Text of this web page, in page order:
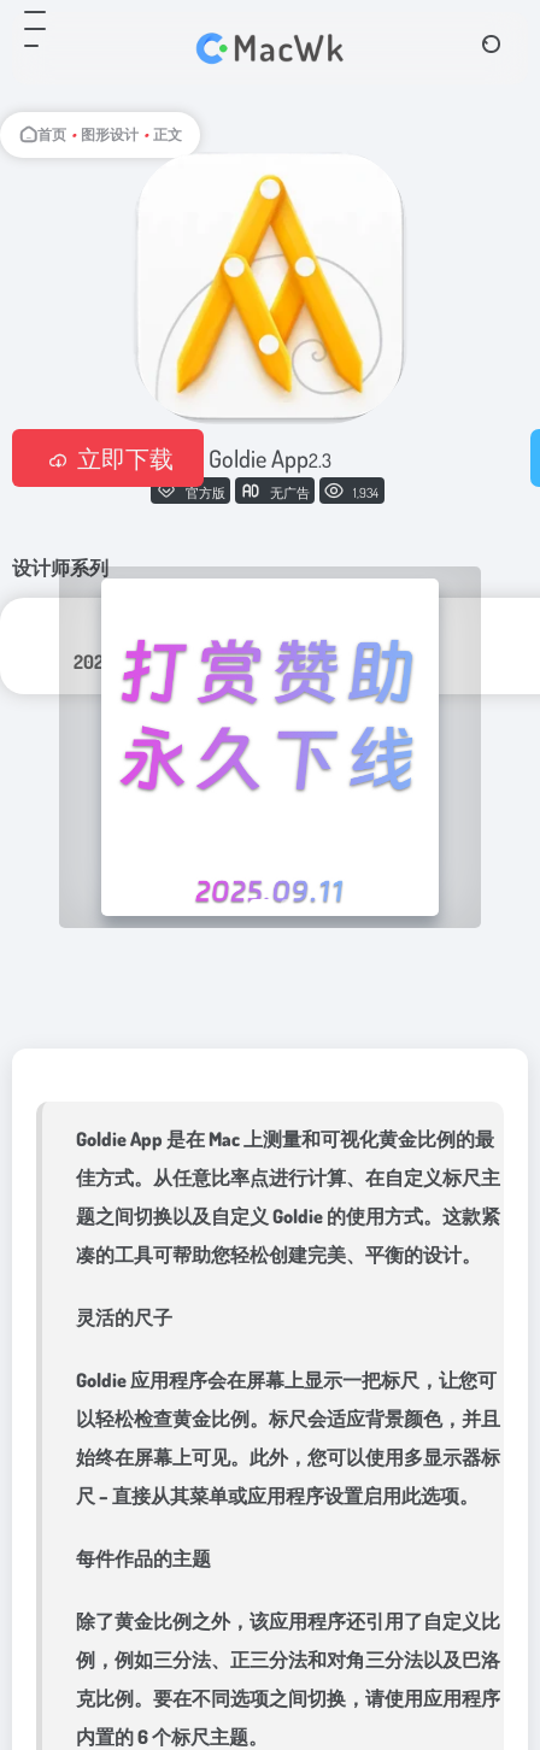
首页 • 图形设计 • 正文
Goldie App2.3
官方版 无广告 1,934
设计师系列
2025年 4月 9日
图形设计
实用程序
立即下载
Goldie App 是在 Mac 上测量和可视化黄金比例的最
佳方式。从任意比率点进行计算、在自定义标尺主
题之间切换以及自定义 Goldie 的使用方式。这款紧
凑的工具可帮助您轻松创建完美、平衡的设计。
灵活的尺子
Goldie 应用程序会在屏幕上显示一把标尺，让您可
以轻松检查黄金比例。标尺会适应背景颜色，并且
始终在屏幕上可见。此外，您可以使用多显示器标
尺 – 直接从其菜单或应用程序设置启用此选项。
每件作品的主题
除了黄金比例之外，该应用程序还引用了自定义比
例，例如三分法、正三分法和对角三分法以及巴洛
克比例。要在不同选项之间切换，请使用应用程序
内置的 6 个标尺主题。